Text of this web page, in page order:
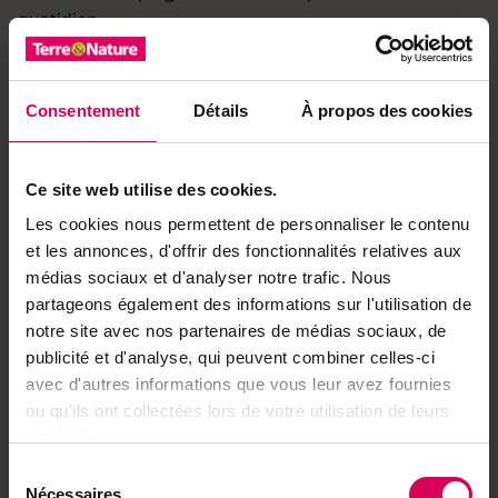
Consentement Détails À propos des cookies
Ce site web utilise des cookies.
Les cookies nous permettent de personnaliser le contenu
et les annonces, d'offrir des fonctionnalités relatives aux
médias sociaux et d'analyser notre trafic. Nous
partageons également des informations sur l'utilisation de
notre site avec nos partenaires de médias sociaux, de
publicité et d'analyse, qui peuvent combiner celles-ci
avec d'autres informations que vous leur avez fournies
ou qu'ils ont collectées lors de votre utilisation de leurs
Nécessaires
quotidien.
Et le Salvanin ne se repose jamais sur ses lauriers:
tuyaux depuis sept ans.» Pour un montant total de près
de 8 millions, dont 300’000 francs de soutien à fonds
désormais chose faite.
Politique chevillée au corps
Le récent directeur d’hôtel est aussi un amoureux de
politique. Conseiller communal depuis douze ans et
président de Salvan depuis huit ans, Florian Piasenta
connaît «ses» chiffres, soit ceux de la commune, sur le
bout des doigts. Il siège sous les couleurs du PLR – il a
présidé la section valaisanne pendant quatre ans. «La
commune a toujours eu des présidents du centre, sauf